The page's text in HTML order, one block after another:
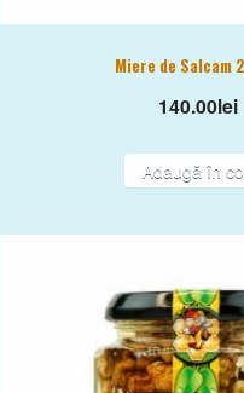
Miere de Salcam
140.00lei
Adaugă în